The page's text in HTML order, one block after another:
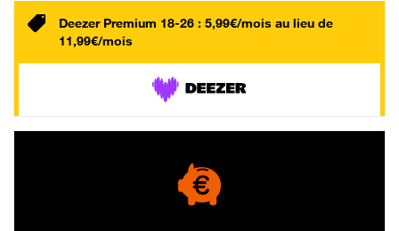
Deezer Premium 18-26 : 5,99€/mois au lieu de
11,99€/mois